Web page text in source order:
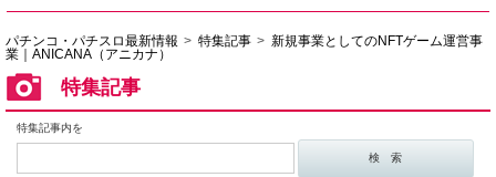
パチンコ・パチスロ最新情報 特集記事
新規事業としてのNFTゲーム運営事
業｜ANICANA（アニカナ）
特集記事
特集記事内を